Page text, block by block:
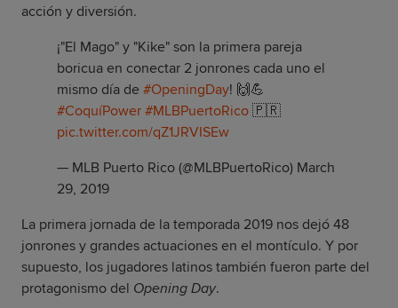
acción y diversión.
¡"El Mago" y "Kike" son la primera pareja
boricua en conectar 2 jonrones cada uno el
mismo día de #OpeningDay! 🙌💪
#CoquíPower #MLBPuertoRico 🇵🇷
pic.twitter.com/qZ1JRVISEw
— MLB Puerto Rico (@MLBPuertoRico) March
29, 2019
La primera jornada de la temporada 2019 nos dejó 48
jonrones y grandes actuaciones en el montículo. Y por
supuesto, los jugadores latinos también fueron parte del
protagonismo del Opening Day.